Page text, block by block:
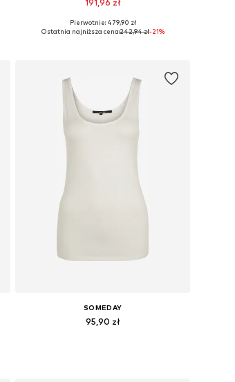
191,96 zł
Dostępne w różnych rozmiarach
Pierwotnie: 479,90 zł
Ostatnia najniższa cena:242,94 zł-21%
SOMEDAY
95,90 zł